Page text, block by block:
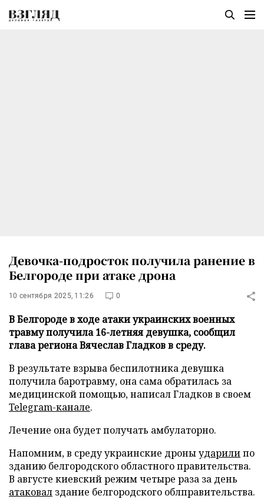
Девочка-подросток получила ранение в
Белгороде при атаке дрона
10 сентября 2025, 11:26 0
В Белгороде в ходе атаки украинских военных
травму получила 16-летняя девушка, сообщил
глава региона Вячеслав Гладков в среду.
В результате взрыва беспилотника девушка
получила баротравму, она сама обратилась за
медицинской помощью, написал Гладков в своем
Telegram-канале.
Лечение она будет получать амбулаторно.
Напомним, в среду украинские дроныударилипо
зданию белгородского областного правительства.
В августе киевский режим четыре раза за день
атаковал здание белгородского облправительства.